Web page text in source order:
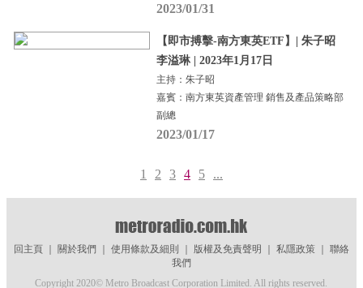
2023/01/31
【即市搏擊-南方東英ETF】| 朱子昭
李溢琳 | 2023年1月17日
主持：朱子昭
嘉賓：南方東英資產管理 銷售及產品策略部
副總
2023/01/17
1 2 3 4 5 ...
回主頁｜ 關於我們 使用條款及細則 版權及免責聲明 私隱政策｜ 聯絡
我們
Copyright 2020© Metro Broadcast Corporation Limited. All rights reserved.